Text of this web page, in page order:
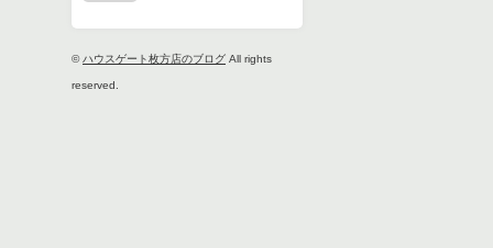
©ハウスゲート枚方店のブログ All rights
reserved.